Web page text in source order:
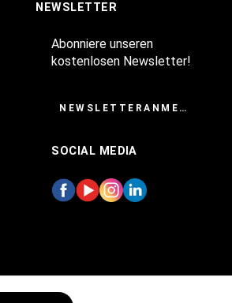
NEWSLETTER
Abonniere unseren
kostenlosen Newsletter!
NEWSLETTERANMELDUNG
SOCIAL MEDIA